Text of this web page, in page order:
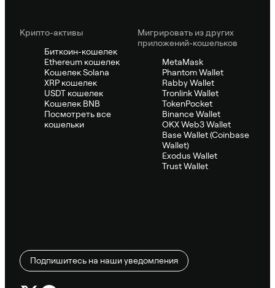
Крипто-активы
Биткоин-кошелек
Ethereum кошелек
Кошелек Solana
XRP кошелек
USDT кошелек
Кошелек BNB
Посмотреть все
кошельки
Мигрировать из других
приложений-кошельков
MetaMask
Phantom Wallet
Rabby Wallet
Tronlink Wallet
TokenPocket
Binance Wallet
OKX Web3 Wallet
Base Wallet (Coinbase
Wallet)
Exodus Wallet
Trust Wallet
Подпишитесь на наши уведомления